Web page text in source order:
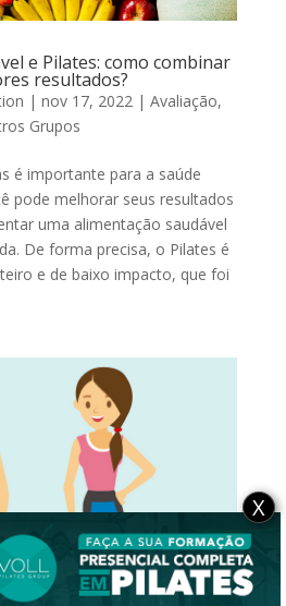
e Pilates: como combinar
resultados?
| nov 17, 2022| Avaliação,
Grupos
é importante para a saúde
pode melhorar seus resultados
uma alimentação saudável
De forma precisa, o Pilates é
e de baixo impacto, que foi
X